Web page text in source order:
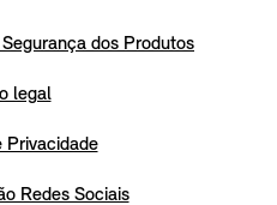
dos Produtos
legal
Privacidade
Redes Sociais